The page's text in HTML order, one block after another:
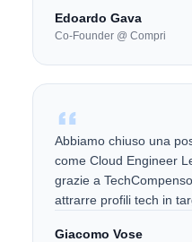
Edoardo Gava
Co-Founder @ Compri
Abbiamo chiuso una
come Cloud Engineer
grazie a
attrarre profili tech in
Giacomo Vose